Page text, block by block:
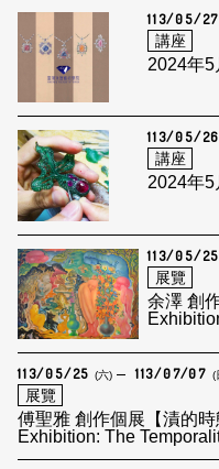
113/05/27
講座
2024年
113/05/26
講座
2024年5
113/05/25
展覽
余澤 創
113/05/25 (六) 113/07/07 (
展覽
傅聖雅 創作個展【漬的
Exhibition: The